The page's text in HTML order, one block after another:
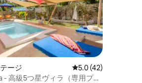
つ星の平均評価
ージ レビュー42件、5つ
5.0 (42)
- 高級5つ星ヴィラ（専用プー